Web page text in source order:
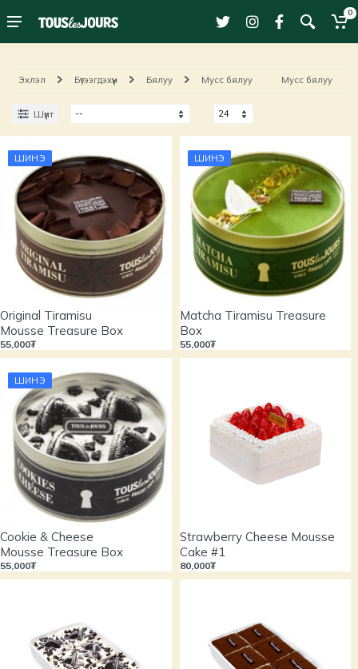
0
Эхлэл Бүтээгдэхүүн Бялуу Мусс бялуу Мусс бялуу
Шүүлт
ШИНЭ
Original Tiramisu
Mousse Treasure Box
55,000₮
ШИНЭ
Matcha Tiramisu Treasure
Box
55,000₮
ШИНЭ
Cookie & Cheese
Mousse Treasure Box
55,000₮
Strawberry Cheese Mousse
Cake #1
80,000₮